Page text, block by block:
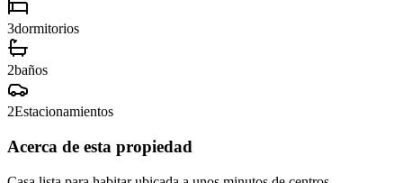
3dormitorios
2baños
2Estacionamientos
Acerca de esta propiedad